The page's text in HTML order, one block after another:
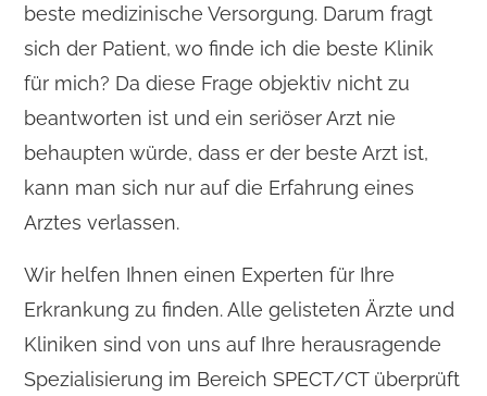
beste medizinische Versorgung. Darum fragt
sich der Patient, wo finde ich die beste Klinik
für mich? Da diese Frage objektiv nicht zu
beantworten ist und ein seriöser Arzt nie
behaupten würde, dass er der beste Arzt ist,
kann man sich nur auf die Erfahrung eines
Arztes verlassen.
Wir helfen Ihnen einen Experten für Ihre
Erkrankung zu finden. Alle gelisteten Ärzte und
Kliniken sind von uns auf Ihre herausragende
Spezialisierung im Bereich SPECT/CT überprüft